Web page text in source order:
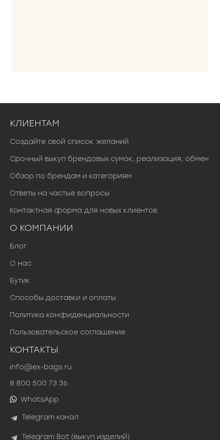
.
КЛИЕНТАМ
Создайте свой список желаний
Срочный выкуп брендовых сумок, реализация, обмен
Обзор по брендам и категориям
Ответы на частые вопросы
Контактная форма для новых клиентов
О КОМПАНИИ
Блог
О нас
Бутик
Способы доставки и оплаты
Политика конфиденциальности
Пользовательское соглашение
КОНТАКТЫ
info@ex-bags.ru
8 800 500 73 36
WhatsApp
Telegram канал
Telegram Bot (выкуп изделий)